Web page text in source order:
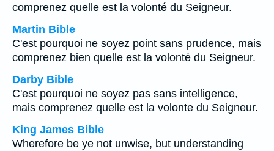
comprenez quelle est la volonté du Seigneur.
Martin Bible
C'est pourquoi ne soyez point sans prudence, mais
comprenez bien quelle est la volonté du Seigneur.
Darby Bible
C'est pourquoi ne soyez pas sans intelligence,
mais comprenez quelle est la volonte du Seigneur.
King James Bible
Wherefore be ye not unwise, but understanding